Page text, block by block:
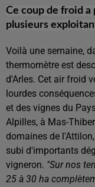
Ce coup de froid
plusieurs
Voilà une semaine,
thermomètre est
d'Arles. Cet air froid
lourdes
et des vignes du
Alpilles, à Mas-
domaines de
subi d'importants
vigneron. "Sur nos
25 à 30 ha